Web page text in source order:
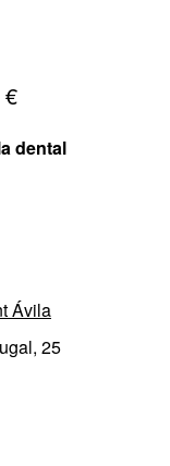
dental
Ávila
25